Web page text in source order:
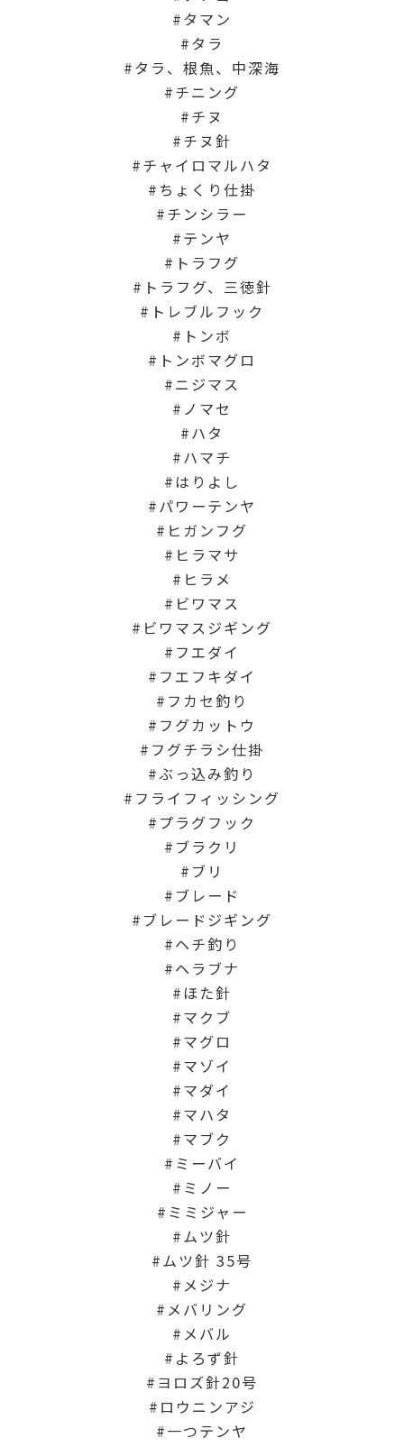
タマン
タラ
タラ、根魚、中深海
チニング
チヌ
チヌ針
チャイロマルハタ
ちょくり仕掛
チンシラー
テンヤ
トラフグ
トラフグ、三徳針
トレブルフック
トンボ
トンボマグロ
ニジマス
ノマセ
ハタ
ハマチ
はりよし
パワーテンヤ
ヒガンフグ
ヒラマサ
ヒラメ
ビワマス
ビワマスジギング
フエダイ
フエフキダイ
フカセ釣り
フグカットウ
フグチラシ仕掛
ぶっ込み釣り
フライフィッシング
プラグフック
ブラクリ
ブリ
ブレード
ブレードジギング
ヘチ釣り
ヘラブナ
ほた針
マクブ
マグロ
マゾイ
マダイ
マハタ
マブク
ミーバイ
ミノー
ミミジャー
ムツ針
ムツ針 35号
メジナ
メバリング
メバル
よろず針
ヨロズ針20号
ロウニンアジ
一つテンヤ